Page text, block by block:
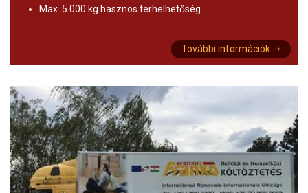
Max. 5.000 kg hasznos terhelhetőség
További információk ⤑